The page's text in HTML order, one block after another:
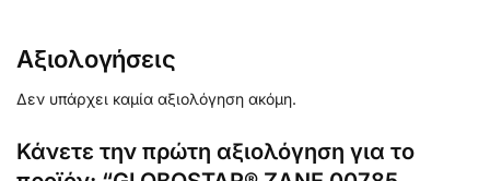
Αξιολογήσεις
Δεν υπάρχει καμία αξιολόγηση ακόμη.
Κάνετε την πρώτη αξιολόγηση για το